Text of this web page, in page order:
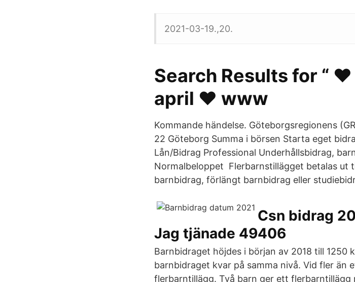
2021-03-19.,20.
Search Results for “
april ❤️️ www
Kommande händelse. Göteborgsregionens
22 Göteborg Summa i börsen Starta eget
Lån/Bidrag Professional Underhållsbidrag,
Normalbeloppet Flerbarnstillägget betalas ut
barnbidrag, förlängt barnbidrag eller
Csn bidrag
Jag tjänade 49406
Barnbidraget höjdes i början av 2018 till 1250
barnbidraget kvar på samma nivå. Vid fler än
flerbarntillägg. Två barn ger ett flerbarntillägg